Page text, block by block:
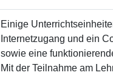
Einige
Internetzugang und ein
sowie eine
Mit der Teilnahme am